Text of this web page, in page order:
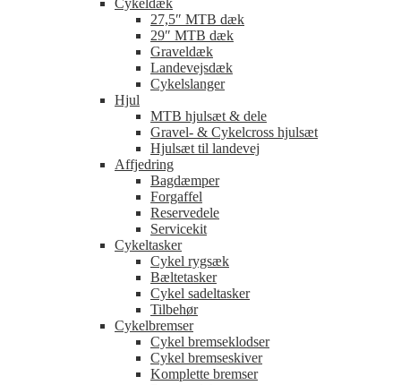
Cykeldæk
27,5″ MTB dæk
29″ MTB dæk
Graveldæk
Landevejsdæk
Cykelslanger
Hjul
MTB hjulsæt & dele
Gravel- & Cykelcross hjulsæt
Hjulsæt til landevej
Affjedring
Bagdæmper
Forgaffel
Reservedele
Servicekit
Cykeltasker
Cykel rygsæk
Bæltetasker
Cykel sadeltasker
Tilbehør
Cykelbremser
Cykel bremseklodser
Cykel bremseskiver
Komplette bremser